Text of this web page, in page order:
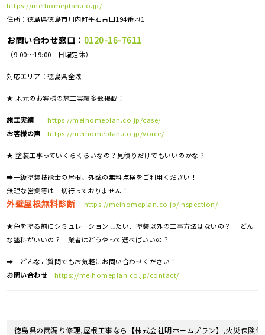
https://meihomeplan.co.jp/
住所：徳島県徳島市川内町平石古田194番地1
お問い合わせ窓口： 0120-16-7611
（9:00～19:00 日曜定休）
対応エリア：徳島県全域
★ 地元のお客様の施工実績多数掲載！
施工実績
https://meihomeplan.co.jp/case/
お客様の声
https://meihomeplan.co.jp/voice/
★ 塗装工事っていくらくらいなの？見積りだけでもいいのかな？
➡一級塗装技能士の屋根、外壁の無料点検をご利用ください！
無理な営業等は一切行っておりません！
外壁屋根無料診断 https://meihomeplan.co.jp/inspection/
★色を塗る前にシミュレーションしたい、塗装以外の工事方法はないの？ どん
な塗料がいいの？ 業者はどうやって選べばいいの？
➡ どんなご質問でもお気軽にお問い合わせください！
お問い合わせ
https://meihomeplan.co.jp/contact/
徳島県の雨漏り修理,屋根工事なら【株式会社明ホームプラン】,火災保険修